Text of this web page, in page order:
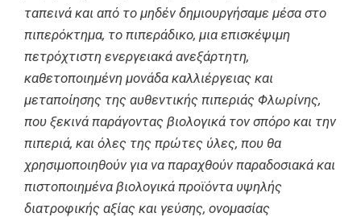
ταπεινά και από το μηδέν δημιουργήσαμε μέσα στο
πιπερόκτημα, το πιπεράδικο, μια επισκέψιμη
πετρόχτιστη ενεργειακά ανεξάρτητη,
καθετοποιημένη μονάδα καλλιέργειας και
μεταποίησης της αυθεντικής πιπεριάς Φλωρίνης,
που ξεκινά παράγοντας βιολογικά τον σπόρο και την
πιπεριά, και όλες της πρώτες ύλες, που θα
χρησιμοποιηθούν για να παραχθούν παραδοσιακά και
πιστοποιημένα βιολογικά προϊόντα υψηλής
διατροφικής αξίας και γεύσης, ονομασίας